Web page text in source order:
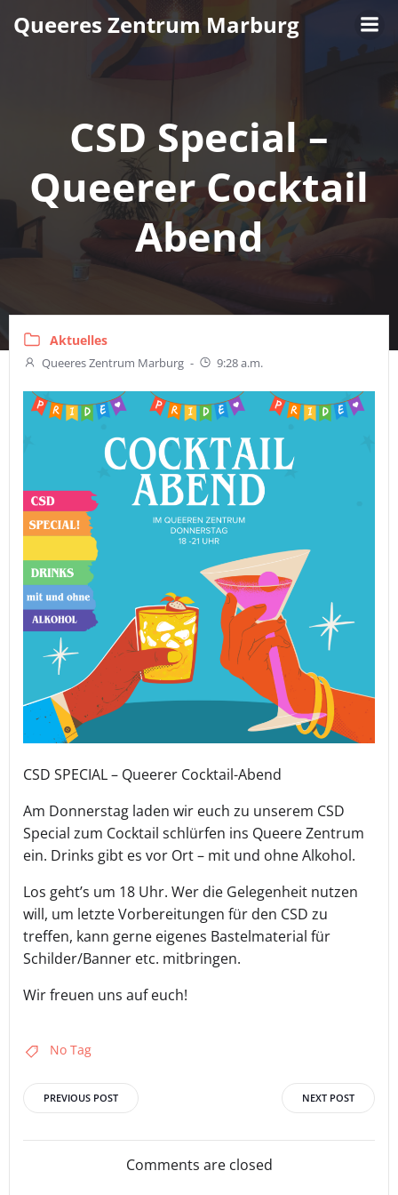
Inhalt
Queeres Zentrum Marburg
CSD Special –
Queerer Cocktail
Abend
Aktuelles
Queeres Zentrum Marburg - 9:28 a.m.
CSD SPECIAL – Queerer Cocktail-Abend
Am Donnerstag laden wir euch zu unserem CSD
Special zum Cocktail schlürfen ins Queere Zentrum
ein. Drinks gibt es vor Ort – mit und ohne Alkohol.
Los geht’s um 18 Uhr. Wer die Gelegenheit nutzen
will, um letzte Vorbereitungen für den CSD zu
treffen, kann gerne eigenes Bastelmaterial für
Schilder/Banner etc. mitbringen.
Wir freuen uns auf euch!
No Tag
Post
navigation
PREVIOUS POST
navigation
NEXT POST
Comments are closed